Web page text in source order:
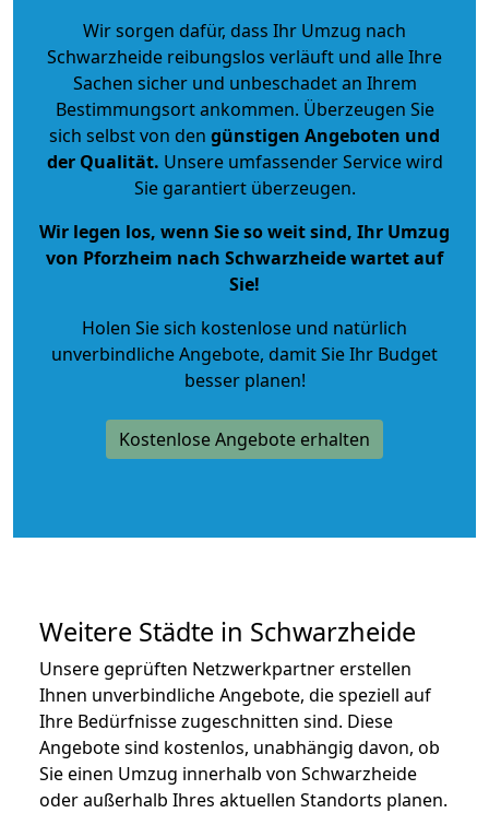
Wir sorgen dafür, dass Ihr Umzug nach
Schwarzheide reibungslos verläuft und alle Ihre
Sachen sicher und unbeschadet an Ihrem
Bestimmungsort ankommen. Überzeugen Sie
sich selbst von den günstigen Angeboten und
der Qualität. Unsere umfassender Service wird
Sie garantiert überzeugen.
Wir legen los, wenn Sie so weit sind, Ihr Umzug
von Pforzheim nach Schwarzheide wartet auf
Sie!
Holen Sie sich kostenlose und natürlich
unverbindliche Angebote, damit Sie Ihr Budget
besser planen!
Kostenlose Angebote erhalten
Weitere Städte in Schwarzheide
Unsere geprüften Netzwerkpartner erstellen
Ihnen unverbindliche Angebote, die speziell auf
Ihre Bedürfnisse zugeschnitten sind. Diese
Angebote sind kostenlos, unabhängig davon, ob
Sie einen Umzug innerhalb von Schwarzheide
oder außerhalb Ihres aktuellen Standorts planen.